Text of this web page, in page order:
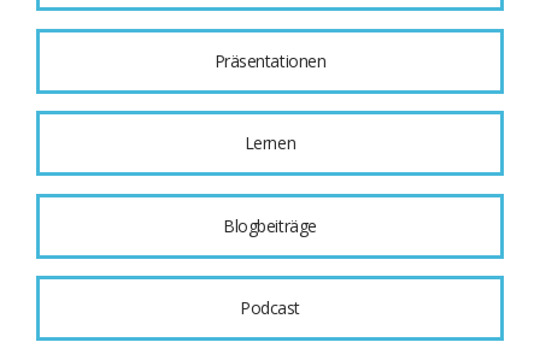
Präsentationen
Lernen
Blogbeiträge
Podcast